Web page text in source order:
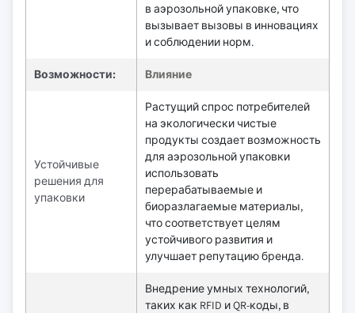
в аэрозольной упаковке, что
вызывает вызовы в инновациях
и соблюдении норм.
Возможности: Влияние
Устойчивые
решения для
упаковки
Растущий спрос потребителей
на экологически чистые
продукты создает возможность
для аэрозольной упаковки
использовать
перерабатываемые и
биоразлагаемые материалы,
что соответствует целям
устойчивого развития и
улучшает репутацию бренда.
Внедрение умных технологий,
таких как RFID и QR-коды, в